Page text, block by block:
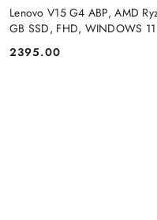
Lenovo V15 G4 ABP, AMD
GB SSD, FHD, WINDOWS
Cena:
2395.00